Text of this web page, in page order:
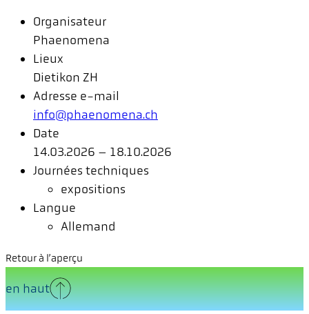
Organisateur
Phaenomena
Lieux
Dietikon ZH
Adresse e-mail
info@phaenomena.ch
Date
14.03.2026 – 18.10.2026
Journées techniques
expositions
Langue
Allemand
Retour à l’aperçu
en haut